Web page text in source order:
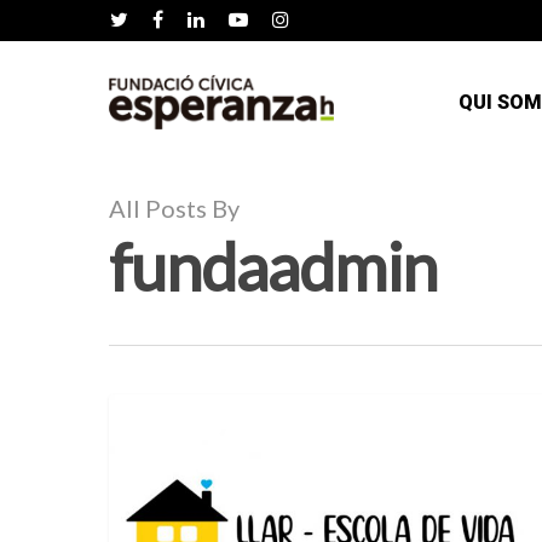
QUI SOM
All Posts By
fundaadmin